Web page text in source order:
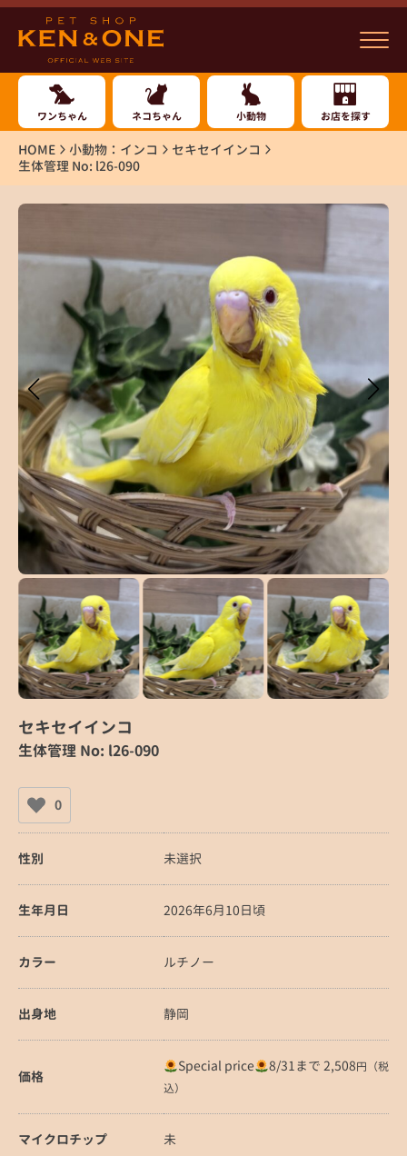
ワンちゃん ネコちゃん 小動物 お店を探す
HOME 小動物：インコ
セキセイインコ
生体管理 No: l26-090
セキセイインコ
生体管理 No: l26-090
0
性別 未選択
生年月日 2026年6月10日頃
カラー ルチノー
出身地 静岡
価格
Special price 8/31まで 2,508円（税
込）
マイクロチップ 未